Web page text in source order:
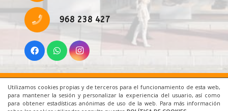
Utilizamos cookies propias y de terceros para el funcionamiento de esta web,
para mantener la sesión y personalizar la experiencia del usuario, así como
para obtener estadísticas anónimas de uso de la web. Para más información
968 238 427
Inicio|Aviso Legal|Cookies|Contacto